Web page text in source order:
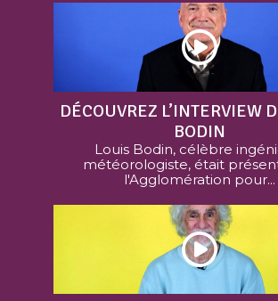
DÉCOUVREZ L’INTERVIEW
BODIN
Louis Bodin, célèbre
météorologiste, était
l'Agglomération pour...